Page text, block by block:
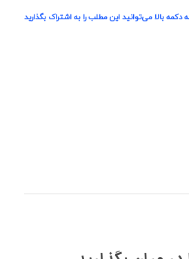
دکمه بالا می‌توانید این مطلب را به اشتراک بگذارید